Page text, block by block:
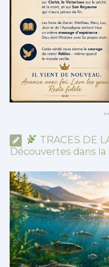
**
TRACES DE
Découvertes dans